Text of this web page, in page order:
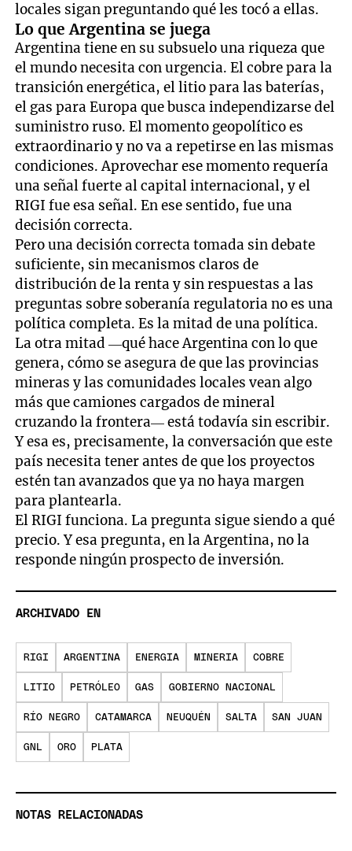
locales sigan preguntando qué les tocó a ellas.
Lo que Argentina se juega
Argentina tiene en su subsuelo una riqueza que
el mundo necesita con urgencia. El cobre para la
transición energética, el litio para las baterías,
el gas para Europa que busca independizarse del
suministro ruso. El momento geopolítico es
extraordinario y no va a repetirse en las mismas
condiciones. Aprovechar ese momento requería
una señal fuerte al capital internacional, y el
RIGI fue esa señal. En ese sentido, fue una
decisión correcta.
Pero una decisión correcta tomada sin debate
suficiente, sin mecanismos claros de
distribución de la renta y sin respuestas a las
preguntas sobre soberanía regulatoria no es una
política completa. Es la mitad de una política.
La otra mitad —qué hace Argentina con lo que
genera, cómo se asegura de que las provincias
mineras y las comunidades locales vean algo
más que camiones cargados de mineral
cruzando la frontera— está todavía sin escribir.
Y esa es, precisamente, la conversación que este
país necesita tener antes de que los proyectos
estén tan avanzados que ya no haya margen
para plantearla.
El RIGI funciona. La pregunta sigue siendo a qué
precio. Y esa pregunta, en la Argentina, no la
responde ningún prospecto de inversión.
ARCHIVADO EN
RIGI ARGENTINA ENERGIA MINERIA COBRE
LITIO PETRÓLEO GAS GOBIERNO NACIONAL
RÍO NEGRO CATAMARCA NEUQUÉN SALTA SAN JUAN
GNL ORO PLATA
NOTAS RELACIONADAS